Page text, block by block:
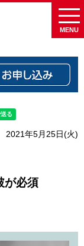
MENU
2021年5月25日(火)
必須